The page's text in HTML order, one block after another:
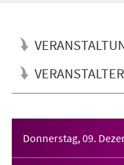
VERANSTALTER
Donnerstag, 09.